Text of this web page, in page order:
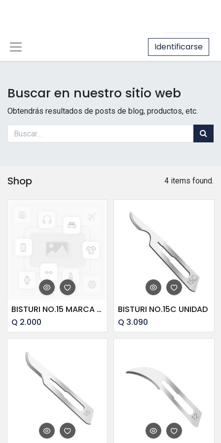
Identificarse
Buscar en nuestro sitio web
Obtendrás resultados de posts de blog, productos, etc.
Shop 4 items found.
BISTURI NO.15 MARCA SURGICAL (1)
Q 2.000
BISTURI NO.15C UNIDAD
Q 3.090